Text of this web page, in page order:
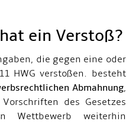
ein Verstoß?
die gegen eine oder
HWG verstoßen. besteht
Abmahnung,
des Gesetzes
Wettbewerb weiterhin